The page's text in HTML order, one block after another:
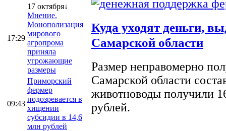
17:29
17 октября↓
Мнение.
Монополизация
мирового
агропрома
приняла
угрожающие
размеры
09:43
Приморский
фермер
подозревается в
хищении
субсидии в 14,6
млн рублей
Куда уходят деньги,
Самарской области
Размер неправомерно
Самарской области
животноводы получили
рублей.